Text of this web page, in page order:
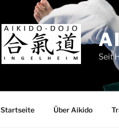
Seit
Startseite Über Aikido